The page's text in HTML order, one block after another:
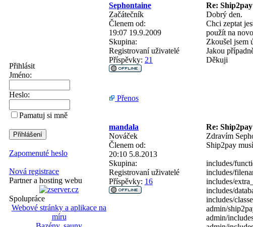
Přihlásit
Jméno:
Heslo:
Pamatuj si mně
Zapomenuté heslo
Nová registrace
Partner a hosting webu
Spolupráce
Webové stránky a aplikace na
míru
Sephontaine Re:
Začátečník
Členem od:
19:07 19.9.2009
Skupina:
Registrovaní uživatelé
Příspěvky: 21
Dobrý den.
Chci zeptat
použít na
Zkoušel jsem
Jakou
Děkuji
Přenos
mandala Re:
Nováček
Členem od:
20:10 5.8.2013
Skupina:
Registrovaní uživatelé
Příspěvky: 16
Zdravím
Ship2pay
includes/
includes/
includes/
includes/
includes/
admin/
admin/